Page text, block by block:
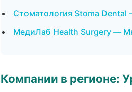
Стоматология Stoma Dental
МедиЛаб Health Surgery —
Компании в регионе: